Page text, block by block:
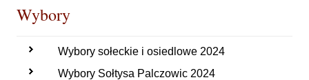
Wybory
Wybory sołeckie i osiedlowe 2024
Wybory Sołtysa Palczowic 2024